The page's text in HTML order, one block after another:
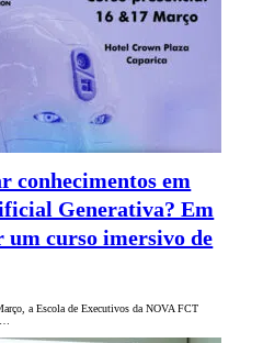
conhecimentos em
Generativa? Em
um curso imersivo de
a Escola de Executivos da NOVA FCT